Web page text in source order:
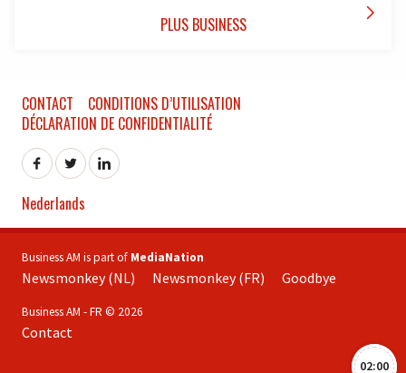
PLUS BUSINESS 
02:00
CONTACT
CONDITIONS D’UTILISATION
DÉCLARATION DE CONFIDENTIALITÉ
Nederlands
Business AM is part of MediaNation
Newsmonkey (NL) Newsmonkey (FR) Goodbye
Business AM - FR © 2026
Contact